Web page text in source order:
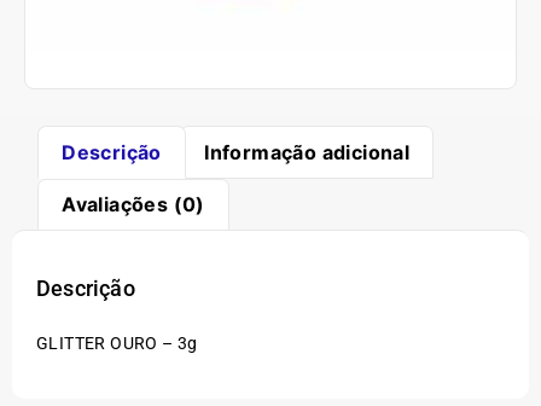
Descrição Informação adicional
Avaliações (0)
Descrição
GLITTER OURO – 3g